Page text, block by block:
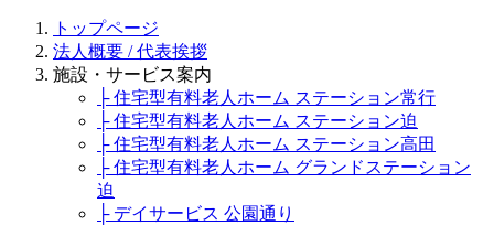
トップページ
法人概要 / 代表挨拶
施設・サービス案内
├ 住宅型有料老人ホーム ステーション常行
├ 住宅型有料老人ホーム ステーション迫
├ 住宅型有料老人ホーム ステーション高田
├ 住宅型有料老人ホーム グランドステーション
迫
├ デイサービス 公園通り